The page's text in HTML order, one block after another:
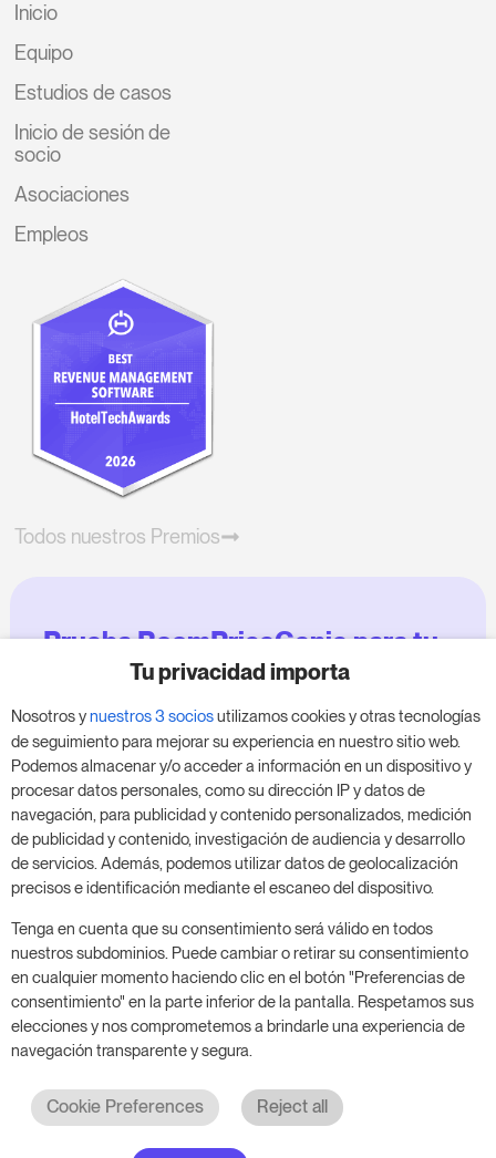
Inicio
Equipo
Estudios de casos
Inicio de sesión de
socio
Asociaciones
Empleos
Todos nuestros Premios
Prueba RoomPriceGenie para tu
negocio
Aprovecha nuestra prueba de 14 días y mejora tu
negocio, sin compromiso.
Agenda una reunión para empezar tu prueba
gratuita de 14 días.
Inicia tu prueba gratuita
Programa una reunión
Tu privacidad importa
Nosotros ynuestros 3 sociosutilizamos cookies y otras tecnologías
de seguimiento para mejorar su experiencia en nuestro sitio web.
Podemos almacenar y/o acceder a información en un dispositivo y
procesar datos personales, como su dirección IP y datos de
navegación, para publicidad y contenido personalizados, medición
de publicidad y contenido, investigación de audiencia y desarrollo
de servicios. Además, podemos utilizar datos de geolocalización
precisos e identificación mediante el escaneo del dispositivo.
Tenga en cuenta que su consentimiento será válido en todos
nuestros subdominios. Puede cambiar o retirar su consentimiento
en cualquier momento haciendo clic en el botón "Preferencias de
consentimiento" en la parte inferior de la pantalla. Respetamos sus
elecciones y nos comprometemos a brindarle una experiencia de
navegación transparente y segura.
Cookie Preferences Reject all